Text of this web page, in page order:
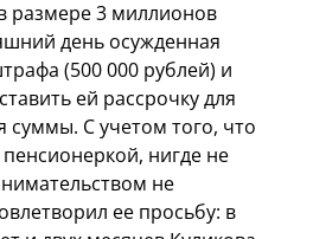
размере 3 миллионов
день осужденная
(500 000 рублей) и
ей рассрочку для
суммы. С учетом того, что
нигде не
не
ее просьбу: в